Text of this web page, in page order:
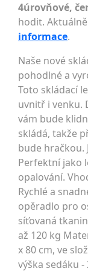
4úrovňové,
hodit.
informace.
Naše nové
pohodlné a
Toto skládací
uvnitř i venku.
vám bude
skládá, takže
bude hračkou.
Perfektní jako
opalování.
Rychlé a
opěradlo pro
síťovaná
až 120 kg
x 80 cm, ve
výška sedáku -